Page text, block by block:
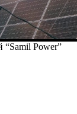
“Samil Power”